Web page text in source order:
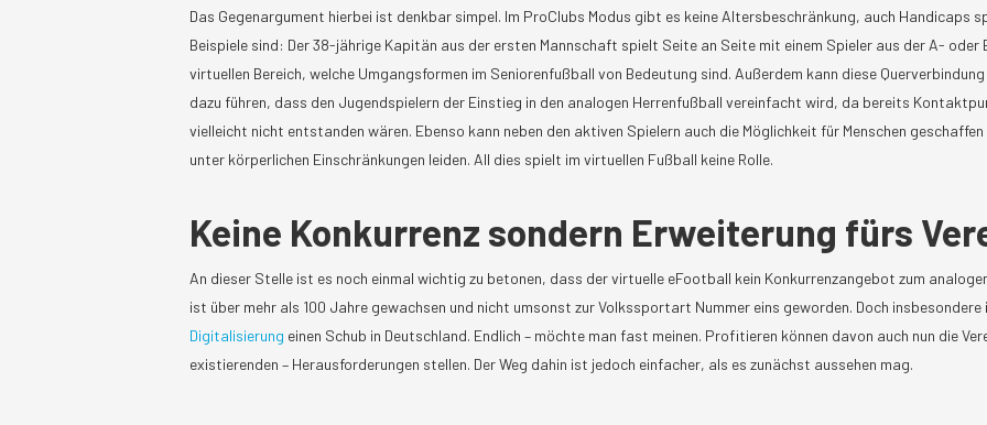
Das Gegenargument hierbei ist denkbar simpel. Im ProClubs Modus gibt es keine Altersbeschränkung, auch Handicaps
Beispiele sind: Der 38-jährige Kapitän aus der ersten Mannschaft spielt Seite an Seite mit einem Spieler aus der A- oder
virtuellen Bereich, welche Umgangsformen im Seniorenfußball von Bedeutung sind. Außerdem kann diese
dazu führen, dass den Jugendspielern der Einstieg in den analogen Herrenfußball vereinfacht wird, da bereits
vielleicht nicht entstanden wären. Ebenso kann neben den aktiven Spielern auch die Möglichkeit für Menschen
unter körperlichen Einschränkungen leiden. All dies spielt im virtuellen Fußball keine Rolle.
Keine Konkurrenz sondern Erweiterung fürs
An dieser Stelle ist es noch einmal wichtig zu betonen, dass der virtuelle eFootball kein Konkurrenzangebot zum
ist über mehr als 100 Jahre gewachsen und nicht umsonst zur Volkssportart Nummer eins geworden. Doch
Digitalisierung einen Schub in Deutschland. Endlich – möchte man fast meinen. Profitieren können davon auch nun die
existierenden – Herausforderungen stellen. Der Weg dahin ist jedoch einfacher, als es zunächst aussehen mag.